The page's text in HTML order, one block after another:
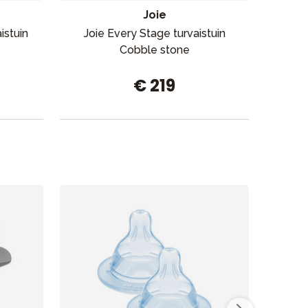
Joie
Joie Every Stage turvaistuin
Cobble stone
€ 219